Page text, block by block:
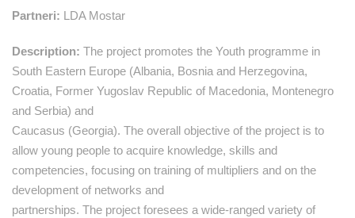
Partneri: LDA Mostar
Description: The project promotes the Youth programme in
South Eastern Europe (Albania, Bosnia and Herzegovina,
Croatia, Former Yugoslav Republic of Macedonia, Montenegro
and Serbia) and
Caucasus (Georgia). The overall objective of the project is to
allow young people to acquire knowledge, skills and
competencies, focusing on training of multipliers and on the
development of networks and
partnerships. The project foresees a wide-ranged variety of